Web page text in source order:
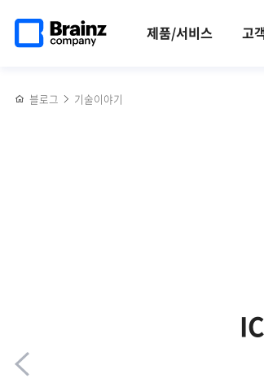
건너뛰기
제품/서비스 고
페이지로
블로그 기술이야기
통해
오케스트레이션
공유하기
공유하기
공유하기
공유하기
서비스
확대